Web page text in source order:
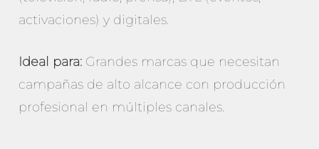
activaciones) y digitales.
Ideal para: Grandes marcas que necesitan
campañas de alto alcance con producción
profesional en múltiples canales.